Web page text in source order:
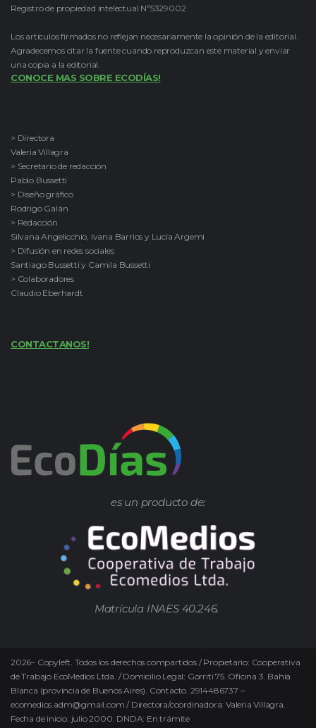
Registro de propiedad intelectual Nº5329002
Los artículos firmados no reflejan necesariamente la opinión de la editorial.
Agradecemos citar la fuente cuando reproduzcan este material y enviar
una copia a la editorial.
CONOCE MAS SOBRE ECODÍAS!
> Directora
Valeria Villagra
> Secretario de redacción
Pablo Bussetti
> Diseño gráfico
Rodrigo Galán
> Redacción
Silvana Angelicchio, Ivana Barrios y Lucía Argemi
> Difusión en redes sociales
Santiago Bussetti y Camila Bussetti
> Colaboradores
Claudio Eberhardt
CONTACTANOS!
es un producto de:
Matrícula INAES 40.246.
2026– Copyleft. Todos los derechos compartidos / Propietario: Cooperativa
de Trabajo EcoMedios Ltda. / Domicilio Legal: Gorriti 75. Oficina 3. Bahía
Blanca (provincia de Buenos Aires). Contacto. 2914486737 –
ecomedios.adm@gmail.com / Directora/coordinadora: Valeria Villagra.
Fecha de inicio: julio 2000. DNDA: En trámite